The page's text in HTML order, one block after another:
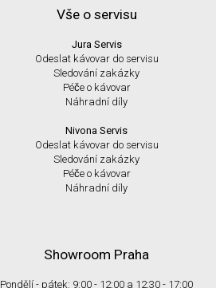
Vše o servisu
Jura Servis
Odeslat kávovar do servisu
Sledování zakázky
Péče o kávovar
Náhradní díly
Nivona Servis
Odeslat kávovar do servisu
Sledování zakázky
Péče o kávovar
Náhradní díly
Showroom Praha
Pondělí - pátek: 9:00 - 12:00 a 12:30 - 17:00